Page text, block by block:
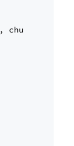
, chunk_overlap=